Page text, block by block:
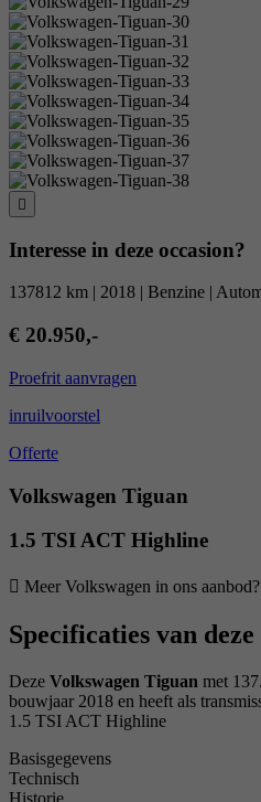
Interesse in deze occasion?
137812 km | 2018 | Benzine |
€ 20.950,-
Proefrit aanvragen
inruilvoorstel
Offerte
Volkswagen Tiguan
1.5 TSI ACT Highline
Meer Volkswagen in ons aanbod?
Specificaties van
Deze Volkswagen Tiguan met
bouwjaar 2018 en heeft als
1.5 TSI ACT Highline
Basisgegevens
Technisch
Historie